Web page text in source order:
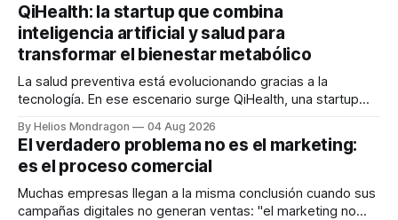
QiHealth: la startup que combina
inteligencia artificial y salud para
transformar el bienestar metabólico
La salud preventiva está evolucionando gracias a la
tecnología. En ese escenario surge QiHealth, una startup
dispositivos inteligentes, inteligencia artificial y monitoreo
en tiempo real para ayudar a las personas a tomar mejores
decisiones sobre su salud metabólica. Su propuesta busca
responder
By Helios Mondragon 04 Aug 2026
El verdadero problema no es el marketing:
es el proceso comercial
Muchas empresas llegan a la misma conclusión cuando sus
campañas digitales no generan ventas: "el marketing no